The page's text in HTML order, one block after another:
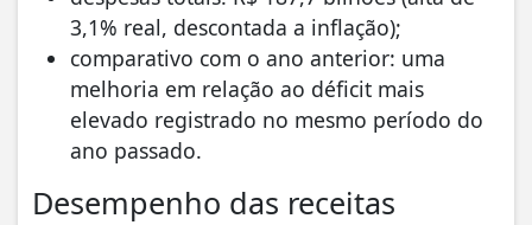
3,1% real, descontada a inflação);
comparativo com o ano anterior: uma
melhoria em relação ao déficit mais
elevado registrado no mesmo período do
ano passado.
Desempenho das receitas